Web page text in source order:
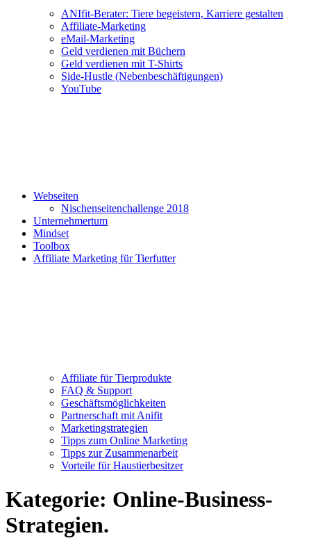
ANIfit-Berater: Tiere begeistern, Karriere gestalten
Affiliate-Marketing
eMail-Marketing
Geld verdienen mit Büchern
Geld verdienen mit T-Shirts
Side-Hustle (Nebenbeschäftigungen)
YouTube
Webseiten
Nischenseitenchallenge 2018
Unternehmertum
Mindset
Toolbox
Affiliate Marketing für Tierfutter
Affiliate für Tierprodukte
FAQ & Support
Geschäftsmöglichkeiten
Partnerschaft mit Anifit
Marketingstrategien
Tipps zum Online Marketing
Tipps zur Zusammenarbeit
Vorteile für Haustierbesitzer
Kategorie: Online-Business-
Strategien.